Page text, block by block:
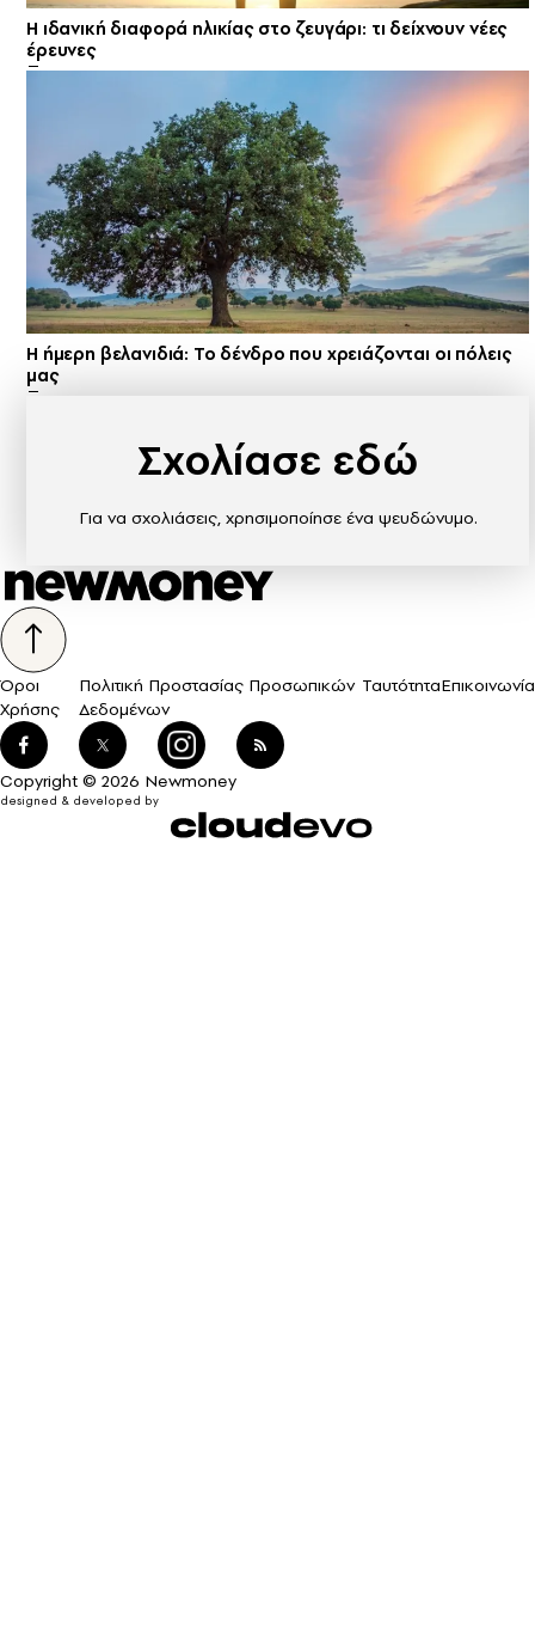
Η ιδανική διαφορά ηλικίας στο ζευγάρι: τι δείχνουν νέες
έρευνες
Η ήμερη βελανιδιά: Το δένδρο που χρειάζονται οι πόλεις
μας
Σχολίασε εδώ
Για να σχολιάσεις, χρησιμοποίησε ένα ψευδώνυμο.
Όροι
Χρήσης
Πολιτική Προστασίας Προσωπικών
Δεδομένων
ΤαυτότηταΕπικοινωνία
Copyright © 2026 Newmoney
designed & developed by